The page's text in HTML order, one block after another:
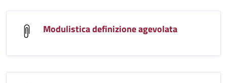
Modulistica definizione agevolata